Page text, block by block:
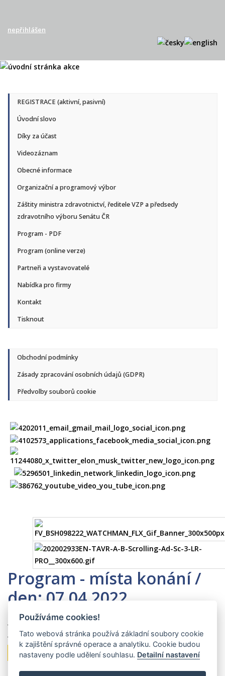
nepřihlášen
REGISTRACE (aktivní, pasivní)
Úvodní slovo
Díky za účast
Videozáznam
Obecné informace
Organizační a programový výbor
Záštity ministra zdravotnictví, ředitele VZP a předsedy
zdravotního výboru Senátu ČR
Program - PDF
Program (online verze)
Partneři a vystavovatelé
Nabídka pro firmy
Kontakt
Tisknout
Obchodní podmínky
Zásady zpracování osobních údajů (GDPR)
Předvolby souborů cookie
Program - místa konání /
den: 07.04.2022
Zpět na výběr data|vypsat program na celý den (všechny
sály)|
zobrazit záznamy vysílání z celého dne
Hlavní sál Diamant| zobrazit záznam vysílání
Používáme cookies!
Tato webová stránka používá základní soubory cookie
k zajištění správné operace a analytiku. Cookie budou
nastaveny podle udělení souhlasu. Detailní nastavení